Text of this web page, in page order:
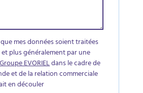
mes données soient traitées
plus généralement par une
Groupe EVORIELdans le cadre de
et de la relation commerciale
en découler